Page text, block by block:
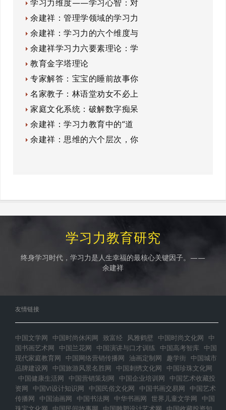
学习力维度——学习心智：对
余建祥：管理学领域的学习力
余建祥：学习力的六个维度与
余建祥学习力六要素理论：学
教育金字塔理论
专家解答：宝宝的睡前故事你
名家教子：林语堂劝女不必上
家庭文化系统：破解数字痴呆
余建祥：学习力教育中的“道
余建祥：思维的六个层次，你
学习力教育研究
终身学习时代，学习力是人生幸福的最核心关键因子。——
余建祥
友情链接
中国文学网 中国时尚休闲网 致富经 风雅鹤壁 中国时尚文化网
中
国书画艺术网
中国兰花网 中国演讲与口才训练 中国高考智库 中国
现代家庭教育网
中国网络营销传播网 油画定制网 趣学街
中国城市
品牌建设网
中国旅游风景名胜网 中国刺绣文化网
中国珍珠文化网
中国健康生活网
中国营销策划网 中国企业培训网
中国艺术收藏投
资网
中国VI设计知识网 中国民俗文化网 中国书画交易网
中国艺术
传播网
中国油画网 中国书法网 中华书画网 世界儿童文学网
中国